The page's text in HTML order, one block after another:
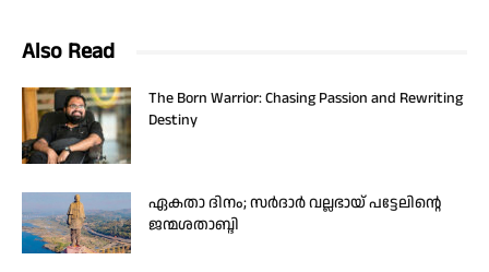
Also Read
The Born Warrior: Chasing Passion and Rewriting
Destiny
ഏകതാ ദിനം; സർദാർ വല്ലഭായ് പട്ടേലിന്റെ
ജന്മശതാബ്ദി